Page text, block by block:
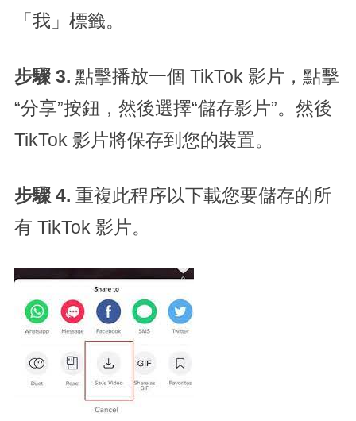
「我」標籤。
步驟 3. 點擊播放一個 TikTok 影片，點擊
“分享”按鈕，然後選擇“儲存影片”。然後
TikTok 影片將保存到您的裝置。
步驟 4. 重複此程序以下載您要儲存的所
有 TikTok 影片。